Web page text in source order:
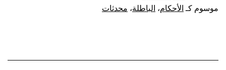
موسوم كـ الأحكام، الباطلة، محدثات